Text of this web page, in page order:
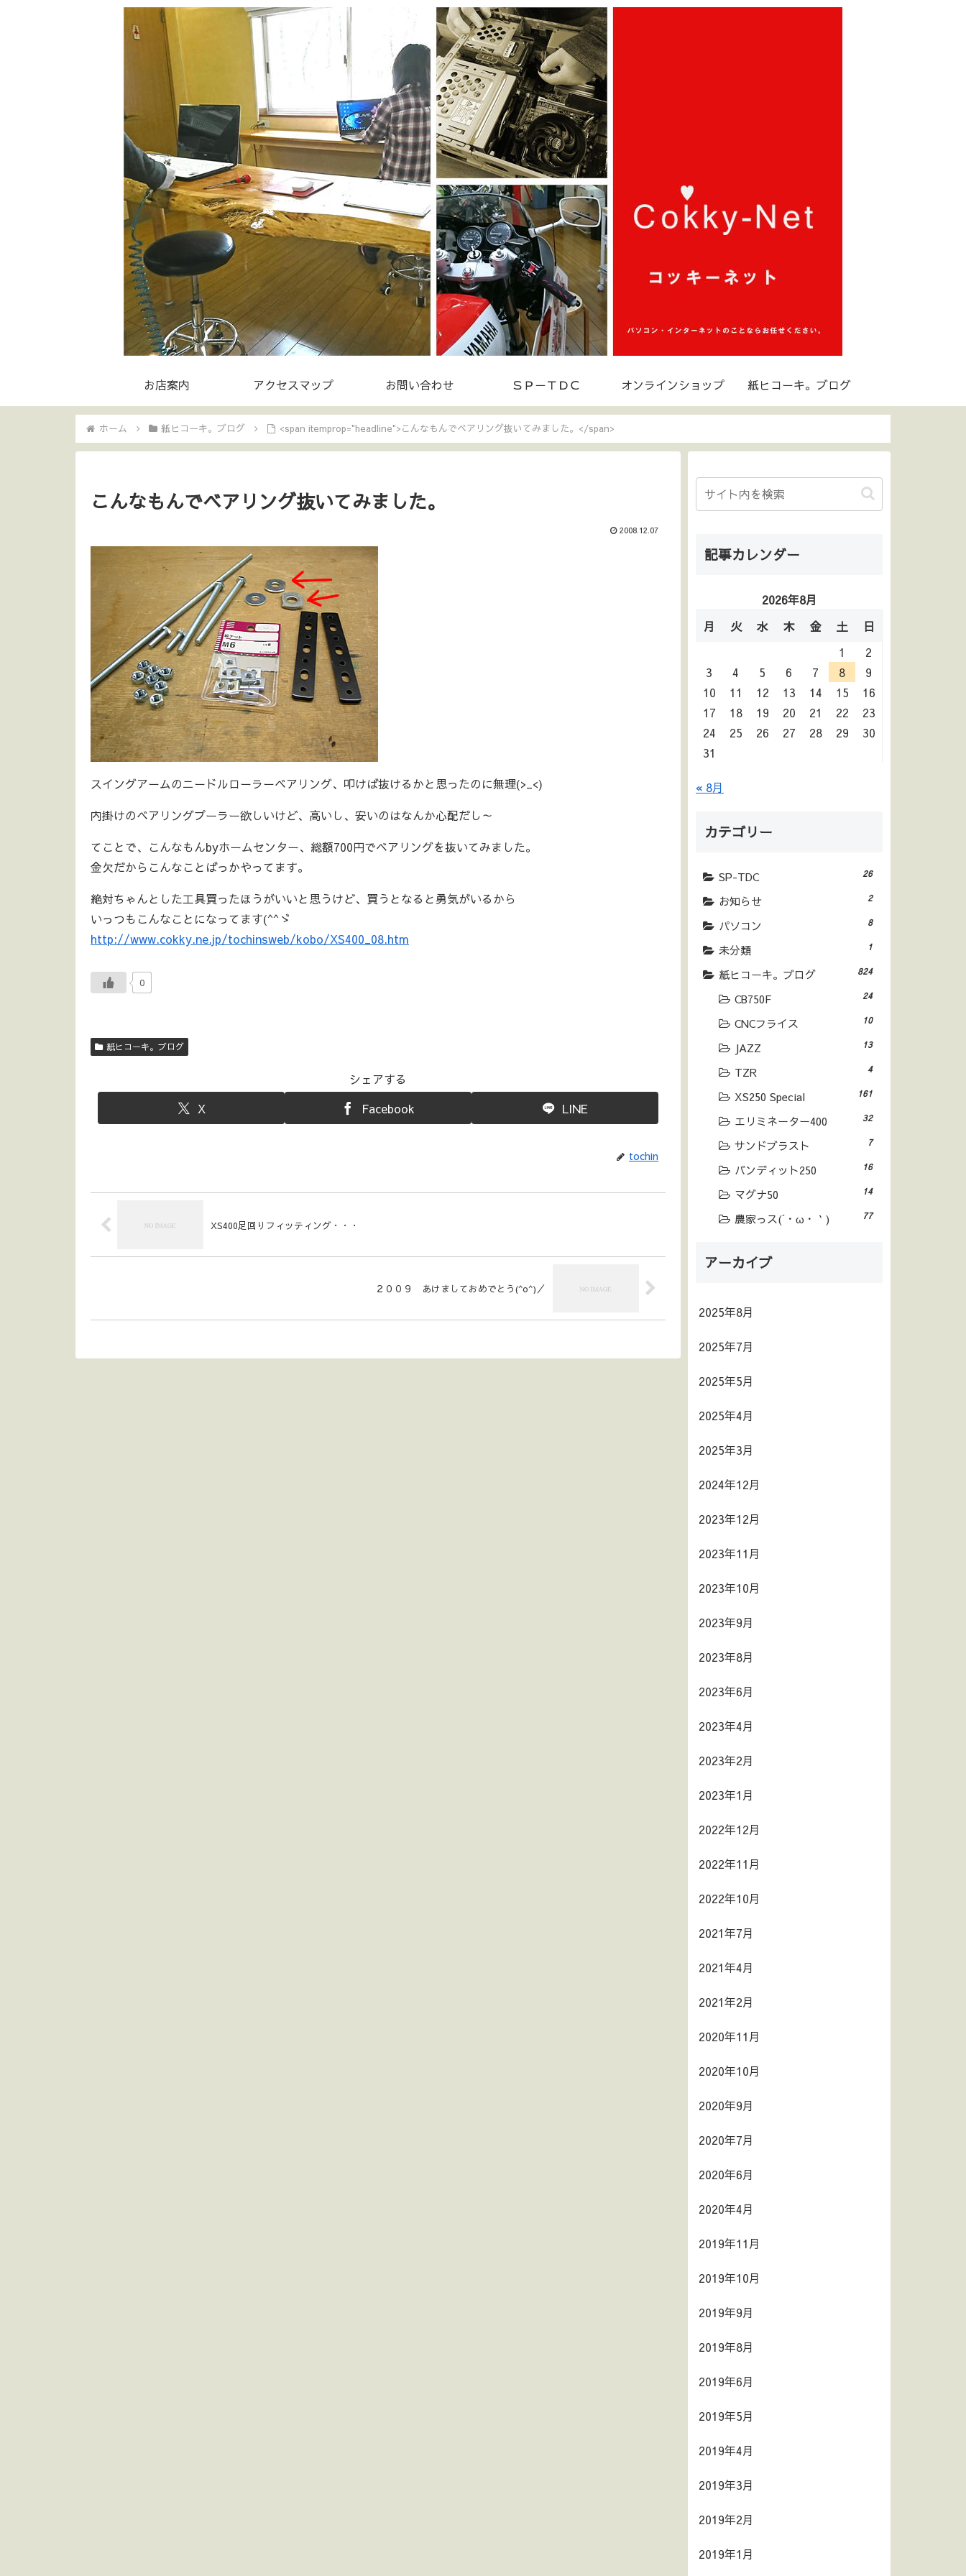
お店案内 アクセスマップ お問い合わせ ＳＰ－ＴＤＣ オンラインショップ 紙ヒコーキ。ブログ
ホーム 紙ヒコーキ。ブログ <span itemprop="headline">こんなもんでベアリング抜いてみました。</span>
こんなもんでベアリング抜いてみました。
2008.12.07
スイングアームのニードルローラーベアリング、叩けば抜けるかと思ったのに無理(>_<)
内掛けのベアリングプーラー欲しいけど、高いし、安いのはなんか心配だし～
てことで、こんなもんbyホームセンター、総額700円でベアリングを抜いてみました。
金欠だからこんなことばっかやってます。
絶対ちゃんとした工具買ったほうがいいと思うけど、買うとなると勇気がいるから
いっつもこんなことになってます(^^ゞ
http://www.cokky.ne.jp/tochinsweb/kobo/XS400_08.htm
0
紙ヒコーキ。ブログ
シェアする
X
Facebook LINE
tochin
XS400足回りフィッティング・・・
２００９ あけましておめでとう(^o^)／
記事カレンダー
2026年8月
月
火 水 木 金 土
日
1
2
3
4 5 6 7 8
9
10
11 12 13 14 15
16
17
18 19 20 21 22
23
24
25 26 27 28 29
30
31
« 8月
カテゴリー
SP-TDC 26
お知らせ 2
パソコン 8
未分類 1
紙ヒコーキ。ブログ 824
CB750F 24
CNCフライス 10
JAZZ 13
TZR 4
XS250 Special 161
エリミネーター400 32
サンドブラスト 7
バンディット250 16
マグナ50 14
農家っス(´・ω・｀) 77
アーカイブ
2025年8月
2025年7月
2025年5月
2025年4月
2025年3月
2024年12月
2023年12月
2023年11月
2023年10月
2023年9月
2023年8月
2023年6月
2023年4月
2023年2月
2023年1月
2022年12月
2022年11月
2022年10月
2021年7月
2021年4月
2021年2月
2020年11月
2020年10月
2020年9月
2020年7月
2020年6月
2020年4月
2019年11月
2019年10月
2019年9月
2019年8月
2019年6月
2019年5月
2019年4月
2019年3月
2019年2月
2019年1月